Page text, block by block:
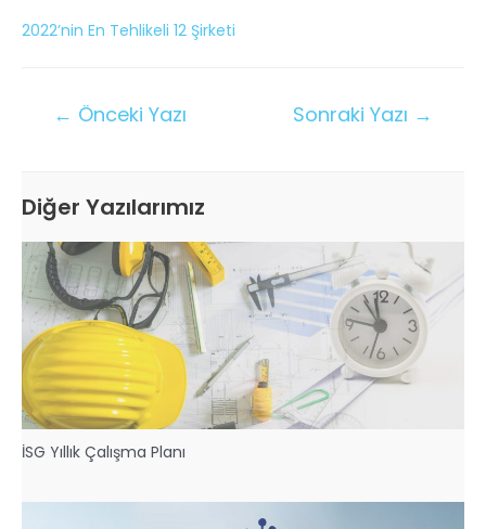
2022’nin En Tehlikeli 12 Şirketi
← Önceki Yazı Sonraki Yazı →
Diğer Yazılarımız
İSG Yıllık Çalışma Planı